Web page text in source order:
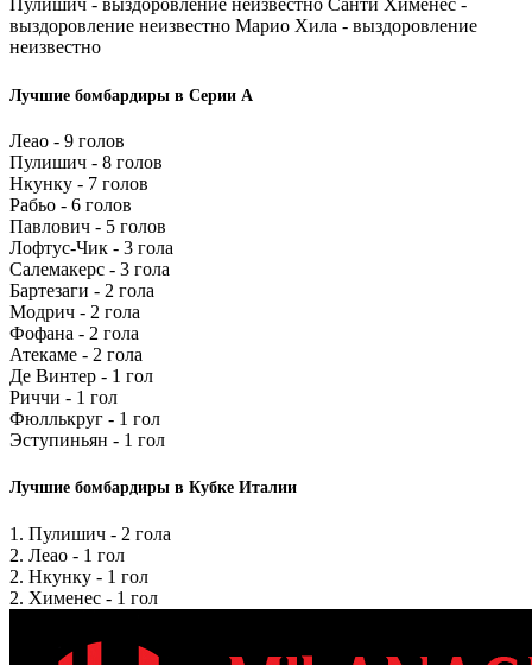
Пулишич - выздоровление неизвестно Санти Хименес -
выздоровление неизвестно Марио Хила - выздоровление
неизвестно
Лучшие бомбардиры в Серии А
Леао - 9 голов
Пулишич - 8 голов
Нкунку - 7 голов
Рабьо - 6 голов
Павлович - 5 голов
Лофтус-Чик - 3 гола
Салемакерс - 3 гола
Бартезаги - 2 гола
Модрич - 2 гола
Фофана - 2 гола
Атекаме - 2 гола
Де Винтер - 1 гол
Риччи - 1 гол
Фюллькруг - 1 гол
Эступиньян - 1 гол
Лучшие бомбардиры в Кубке Италии
1. Пулишич - 2 гола
2. Леао - 1 гол
2. Нкунку - 1 гол
2. Хименес - 1 гол